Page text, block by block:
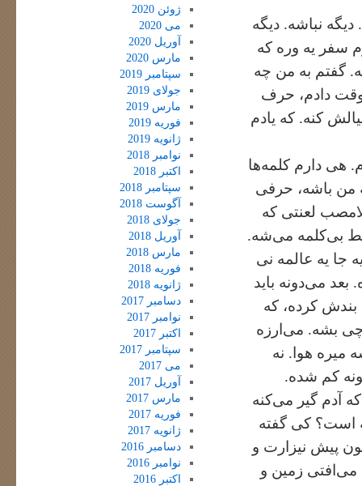
نباشه. دیگه
سفر یه وره که
گفتم به من چه
دادم، حرف
کنه. که یادم
هی دارم کلمه‌ها
من باشه، حرفی
لعنتی که
فقط بی‌کلمه می‌شه.
جا یه عالمه نی
بعد می‌دونه باید
بندش کرده، که
چی بشه. می‌ارزه
میره هوا. نه
کم شده.
آدم گیر می‌کنه
است؟ کی گفته
پیش نیزارت و
می‌افتی زمین و
ژوئن 2020
می 2020
آوریل 2020
مارس 2020
سپتامبر 2019
جولای 2019
مارس 2019
فوریه 2019
ژانویه 2019
نوامبر 2018
اکتبر 2018
سپتامبر 2018
آگوست 2018
جولای 2018
آوریل 2018
مارس 2018
فوریه 2018
ژانویه 2018
دسامبر 2017
نوامبر 2017
اکتبر 2017
سپتامبر 2017
می 2017
آوریل 2017
مارس 2017
فوریه 2017
ژانویه 2017
دسامبر 2016
نوامبر 2016
اکتبر 2016